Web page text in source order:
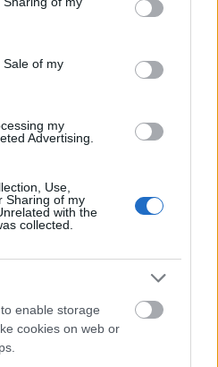
and its third-party tags to
purposes in below Google
of my
my
Advertising.
Use,
Sharing of my
with the
collected.
enable storage
cookies on web or
Görzbe. Megbíztam én
egy inget, gatyát,
vett, amit rábíztam.
iszonyúan lövik Görzöt, e
már romokban fekszik.